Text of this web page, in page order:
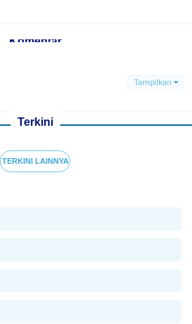
Komentar
Tampilkan
Terkini
TERKINI LAINNYA